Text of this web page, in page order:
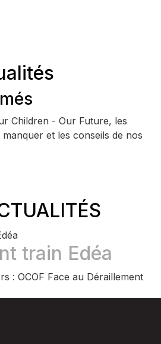
Children - Our Future, les
et les conseils de nos
train Edéa
: OCOF Face au Déraillement